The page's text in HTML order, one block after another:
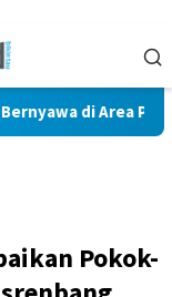
di Area
Pokok-